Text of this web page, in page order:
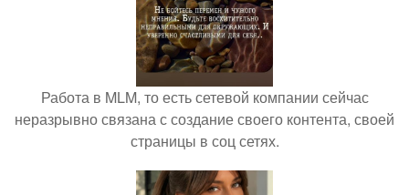
Работа в MLM, то есть сетевой компании сейчас
неразрывно связана с создание своего контента, своей
страницы в соц сетях.